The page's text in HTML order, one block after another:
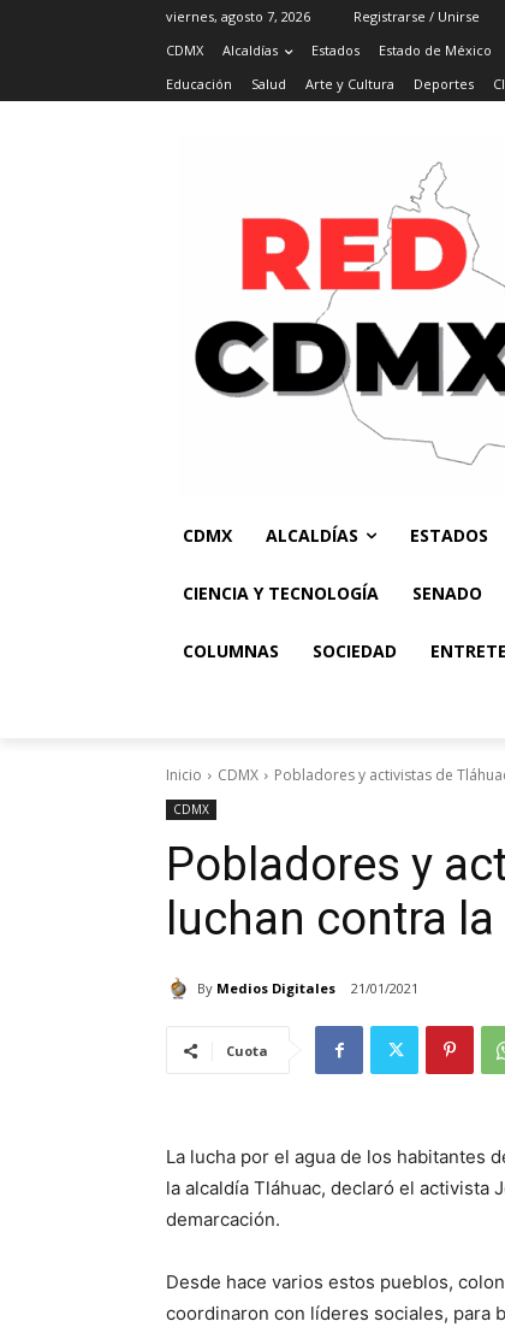
viernes, agosto 7, 2026
Registrarse / Unirse
CDMX
Alcaldías Estados Estado de México
Educación
Salud Arte y Cultura Deportes
CDMX ALCALDÍAS ESTADOS
CIENCIA Y TECNOLOGÍA SENADO
COLUMNAS SOCIEDAD
Inicio CDMX Pobladores y activistas de
CDMX
Pobladores y
luchan contra
By Medios Digitales 21/01/2021
Cuota
La lucha por el agua de los habitantes
la alcaldía Tláhuac, declaró el activista
demarcación.
Desde hace varios estos pueblos,
coordinaron con líderes sociales, para